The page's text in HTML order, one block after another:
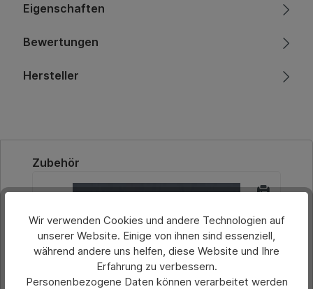
Eigenschaften
Bewertungen
Hersteller
Produktgalerie überspringen
Zubehör
Wir verwenden Cookies und andere Technologien auf
unserer Website. Einige von ihnen sind essenziell,
während andere uns helfen, diese Website und Ihre
Erfahrung zu verbessern.
Personenbezogene Daten können verarbeitet werden